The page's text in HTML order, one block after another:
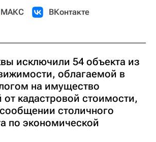
МАКС ВКонтакте
исключили 54 объекта из
облагаемой в
на имущество
от кадастровой стоимости,
столичного
по экономической